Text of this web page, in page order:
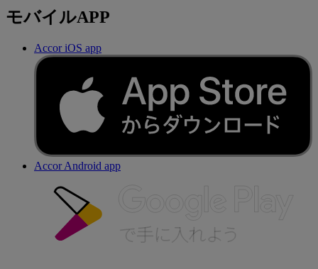
モバイルAPP
Accor iOS app
Accor Android app